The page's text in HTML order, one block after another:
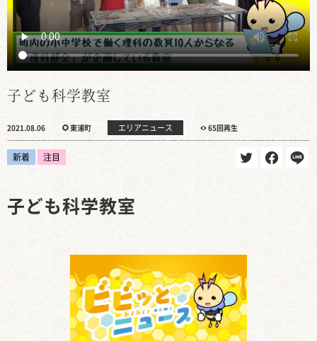
子ども科学教室
2021.08.06 東浦町 エリアニュース 65回再生
新着 注目
子ども科学教室